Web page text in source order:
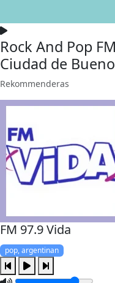
Rock And Pop
Ciudad de
Rekommenderas
FM 97.9 Vida
pop, argentinan